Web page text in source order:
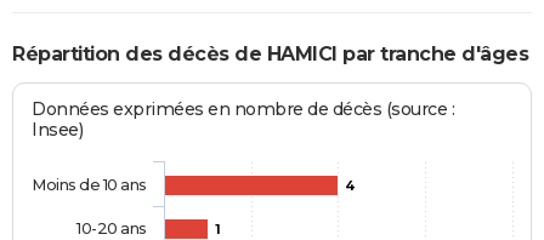
Répartition des décès de HAMICI par tranche d'âges
Données exprimées en nombre de décès (source :
Insee)
4
1
Moins de 10 ans
10-20 ans